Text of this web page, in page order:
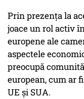
Prin prezența la
joace un rol activ
europene ale
aspectele
preocupă
european, cum ar
UE și SUA.